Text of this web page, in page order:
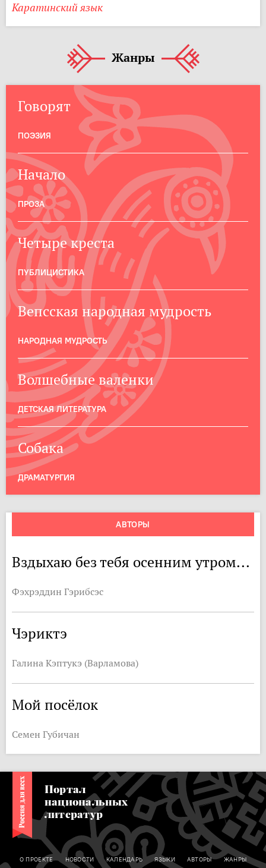
Каратинский язык
Жанры
Говорят
ПОЭЗИЯ
Начало
ПРОЗА
Четыре креста
ПУБЛИЦИСТИКА
Вепсская народная мудрость
НАРОДНАЯ МУДРОСТЬ
Волшебные валенки
ДЕТСКАЯ ЛИТЕРАТУРА
Собака
ДРАМАТУРГИЯ
АВТОРЫ
Вздыхаю без тебя осенним утром...
Фэхрэддин Гэрибсэс
Чэриктэ
Галина Кэптукэ (Варламова)
Мой посёлок
Семен Губичан
Портал
национальных
литератур
О ПРОЕКТЕ НОВОСТИ КАЛЕНДАРЬ ЯЗЫКИ АВТОРЫ ЖАНРЫ